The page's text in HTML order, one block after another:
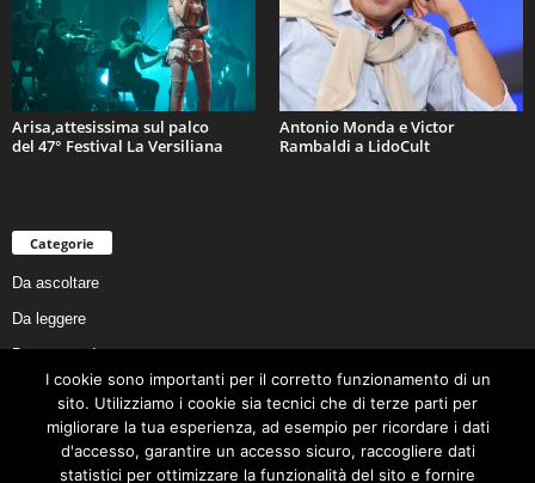
Arisa,attesissima sul palco
del 47° Festival La Versiliana
Antonio Monda e Victor
Rambaldi a LidoCult
Categorie
Da ascoltare
Da leggere
Da non perdere
Da conoscere
Da preservare
Da vivere
I cookie sono importanti per il corretto funzionamento di un
sito. Utilizziamo i cookie sia tecnici che di terze parti per
migliorare la tua esperienza, ad esempio per ricordare i dati
d'accesso, garantire un accesso sicuro, raccogliere dati
statistici per ottimizzare la funzionalità del sito e fornire